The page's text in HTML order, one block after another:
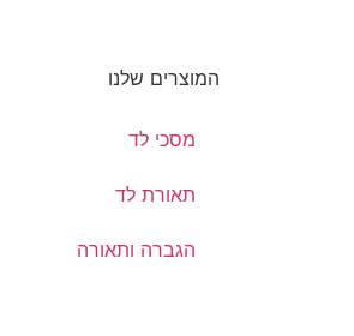
המוצרים שלנו
מסכי לד
תאורת לד
הגברה ותאורה